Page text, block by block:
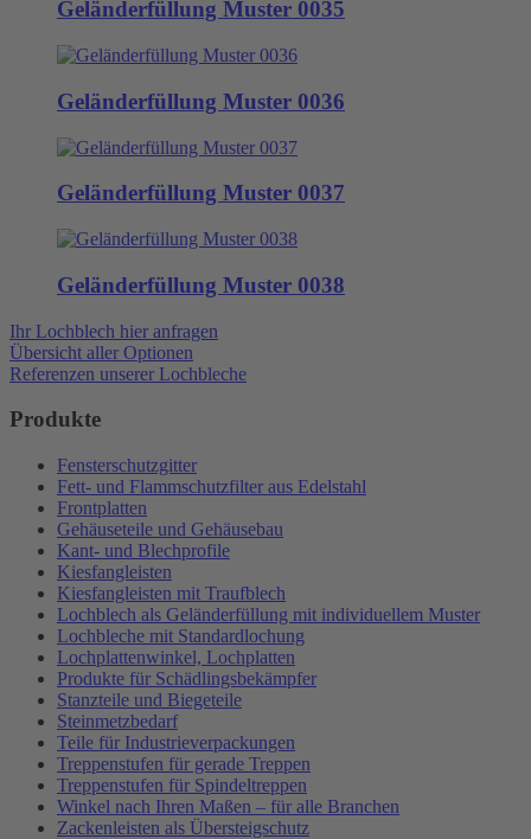
Geländerfüllung Muster 0035
Geländerfüllung Muster 0036
Geländerfüllung Muster 0037
Geländerfüllung Muster 0038
Ihr Lochblech hier anfragen
Übersicht aller Optionen
Referenzen unserer Lochbleche
Produkte
Fensterschutzgitter
Fett- und Flammschutzfilter aus Edelstahl
Frontplatten
Gehäuseteile und Gehäusebau
Kant- und Blechprofile
Kiesfangleisten
Kiesfangleisten mit Traufblech
Lochblech als Geländerfüllung mit individuellem Muster
Lochbleche mit Standardlochung
Lochplattenwinkel, Lochplatten
Produkte für Schädlingsbekämpfer
Stanzteile und Biegeteile
Steinmetzbedarf
Teile für Industrieverpackungen
Treppenstufen für gerade Treppen
Treppenstufen für Spindeltreppen
Winkel nach Ihren Maßen – für alle Branchen
Zackenleisten als Übersteigschutz